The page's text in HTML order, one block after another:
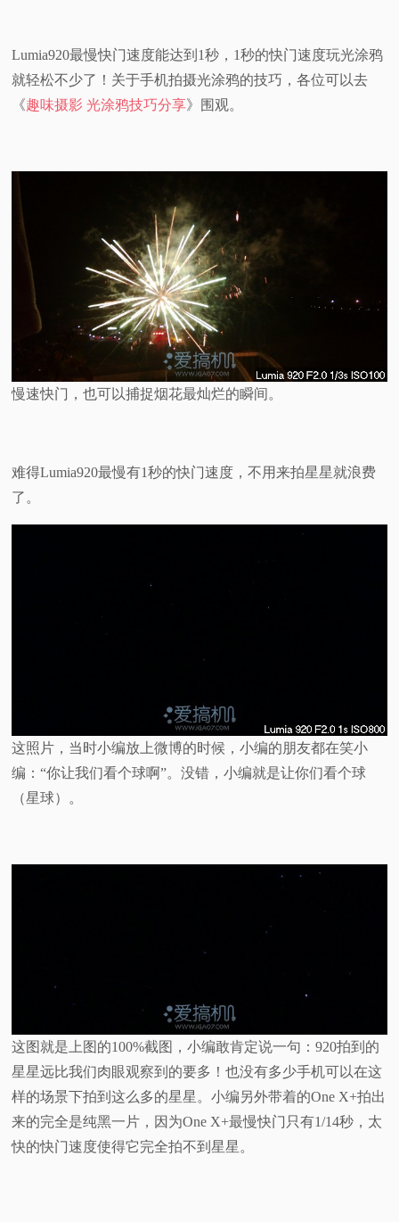
Lumia920最慢快门速度能达到1秒，1秒的快门速度玩光涂鸦
就轻松不少了！关于手机拍摄光涂鸦的技巧，各位可以去
《趣味摄影 光涂鸦技巧分享》围观。
慢速快门，也可以捕捉烟花最灿烂的瞬间。
难得Lumia920最慢有1秒的快门速度，不用来拍星星就浪费
了。
这照片，当时小编放上微博的时候，小编的朋友都在笑小
编：“你让我们看个球啊”。没错，小编就是让你们看个球
（星球）。
这图就是上图的100%截图，小编敢肯定说一句：920拍到的
星星远比我们肉眼观察到的要多！也没有多少手机可以在这
样的场景下拍到这么多的星星。小编另外带着的One X+拍出
来的完全是纯黑一片，因为One X+最慢快门只有1/14秒，太
快的快门速度使得它完全拍不到星星。